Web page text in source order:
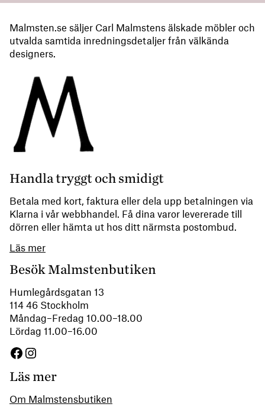
Malmsten.se säljer Carl Malmstens älskade möbler och
utvalda samtida inredningsdetaljer från välkända
designers.
Handla tryggt och smidigt
Betala med kort, faktura eller dela upp betalningen via
Klarna i vår webbhandel. Få dina varor levererade till
dörren eller hämta ut hos ditt närmsta postombud.
Läs mer
Besök Malmstenbutiken
Humlegårdsgatan 13
114 46 Stockholm
Måndag–Fredag 10.00–18.00
Lördag 11.00–16.00
Facebook
Instagram
Läs mer
Om Malmstensbutiken